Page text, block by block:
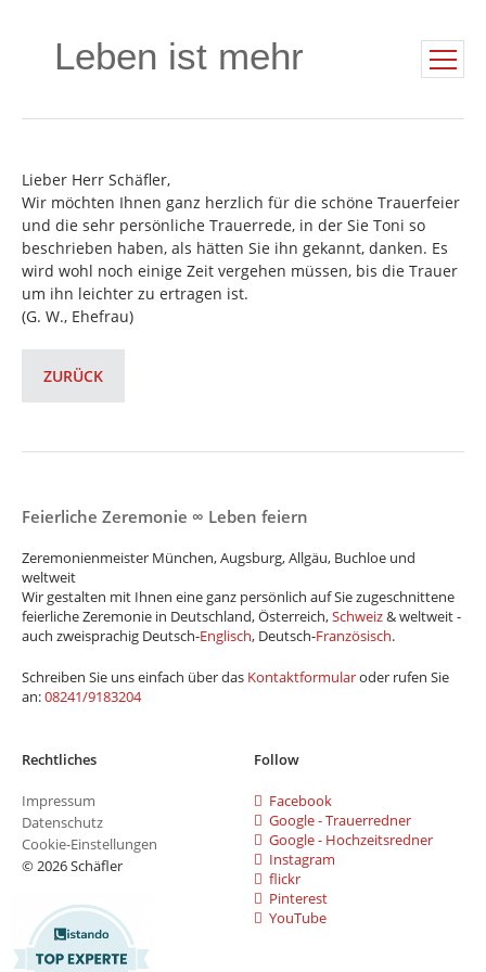
Leben ist mehr
Lieber Herr Schäfler,
Wir möchten Ihnen ganz herzlich für die schöne Trauerfeier
und die sehr persönliche Trauerrede, in der Sie Toni so
beschrieben haben, als hätten Sie ihn gekannt, danken. Es
wird wohl noch einige Zeit vergehen müssen, bis die Trauer
um ihn leichter zu ertragen ist.
(G. W., Ehefrau)
ZURÜCK
Rechtliches
Impressum
Datenschutz
Cookie-Einstellungen
© 2026 Schäfler
Feierliche Zeremonie ∞ Leben feiern
Zeremonienmeister München, Augsburg, Allgäu, Buchloe und
weltweit
Wir gestalten mit Ihnen eine ganz persönlich auf Sie zugeschnittene
feierliche Zeremonie in Deutschland, Österreich,Schweiz& weltweit -
auch zweisprachig Deutsch-Englisch, Deutsch-Französisch.
Schreiben Sie uns einfach über das Kontaktformularoder rufen Sie
an:08241/9183204
Follow
Facebook
Google - Trauerredner
Google - Hochzeitsredner
Instagram
flickr
Pinterest
YouTube